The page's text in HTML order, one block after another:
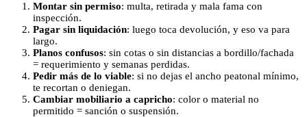
Montar sin permiso: multa, retirada y mala fama con
inspección.
Pagar sin liquidación: luego toca devolución, y eso va para
largo.
Planos confusos: sin cotas o sin distancias a bordillo/fachada
= requerimiento y semanas perdidas.
Pedir más de lo viable: si no dejas el ancho peatonal mínimo,
te recortan o deniegan.
Cambiar mobiliario a capricho: color o material no
permitido = sanción o suspensión.